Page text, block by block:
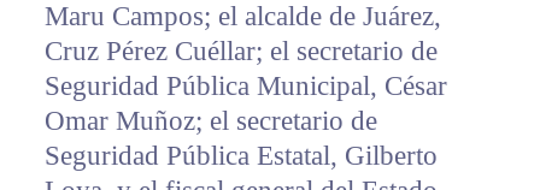
Maru Campos; el alcalde de Juárez,
Cruz Pérez Cuéllar; el secretario de
Seguridad Pública Municipal, César
Omar Muñoz; el secretario de
Seguridad Pública Estatal, Gilberto